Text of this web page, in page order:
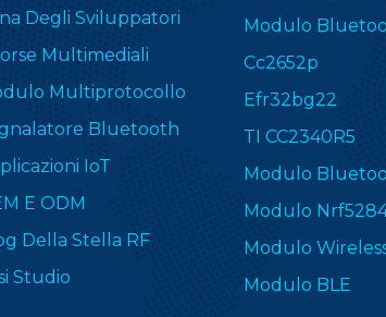
Degli Sviluppatori
Multimediali
Multiprotocollo
Bluetooth
IoT
E ODM
Della Stella RF
Studio
Modulo
Cc2652p
Efr32bg22
TI CC2340R5
Modulo
Modulo
Modulo
Modulo BLE